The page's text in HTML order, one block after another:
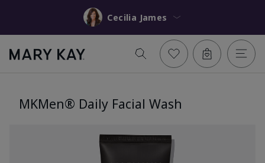
Cecilia James
MKMen® Daily Facial Wash